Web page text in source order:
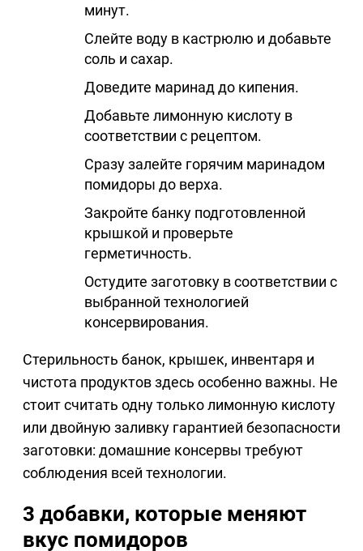
минут.
Слейте воду в кастрюлю и добавьте
соль и сахар.
Доведите маринад до кипения.
Добавьте лимонную кислоту в
соответствии с рецептом.
Сразу залейте горячим маринадом
помидоры до верха.
Закройте банку подготовленной
крышкой и проверьте
герметичность.
Остудите заготовку в соответствии с
выбранной технологией
консервирования.
Стерильность банок, крышек, инвентаря и
чистота продуктов здесь особенно важны. Не
стоит считать одну только лимонную кислоту
или двойную заливку гарантией безопасности
заготовки: домашние консервы требуют
соблюдения всей технологии.
3 добавки, которые меняют
вкус помидоров